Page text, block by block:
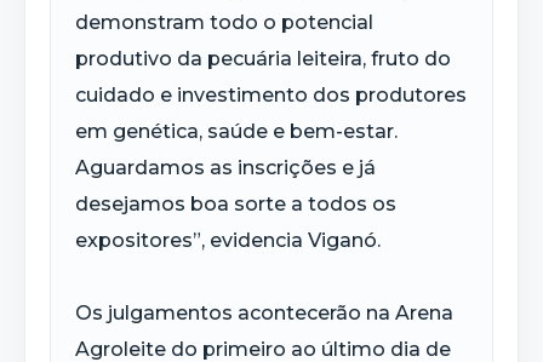
demonstram todo o potencial
produtivo da pecuária leiteira, fruto do
cuidado e investimento dos produtores
em genética, saúde e bem-estar.
Aguardamos as inscrições e já
desejamos boa sorte a todos os
expositores”, evidencia Viganó.
Os julgamentos acontecerão na Arena
Agroleite do primeiro ao último dia de